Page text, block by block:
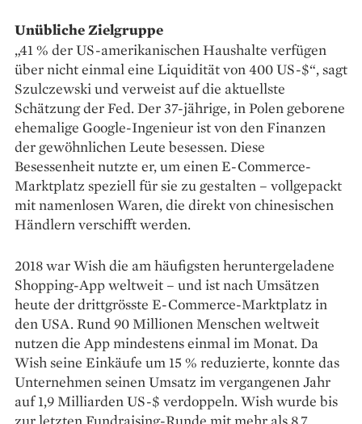
Unübliche Zielgruppe
„41 % der US-amerikanischen Haushalte verfügen
über nicht einmal eine Liquidität von 400 US-$“, sagt
Szulczewski und verweist auf die aktuellste
Schätzung der Fed. Der 37-jährige, in Polen geborene
ehemalige Google-­Ingenieur ist von den Finanzen
der gewöhnlichen Leute besessen. Diese
Besessenheit nutzte er, um einen E-Commerce-
Marktplatz speziell für sie zu gestalten – vollgepackt
mit namenlosen Waren, die direkt von chinesischen
Händlern verschifft werden.
2018 war Wish die am häufigsten heruntergeladene
Shopping-App weltweit – und ist nach Umsätzen
heute der drittgrösste E-Commerce-­Marktplatz in
den USA. Rund 90 Millionen Menschen weltweit
nutzen die App mindestens einmal im Monat. Da
Wish seine Einkäufe um 15 % reduzierte, konnte das
Unternehmen seinen Umsatz im vergangenen Jahr
auf 1,9 Milliarden US-$ verdoppeln. Wish wurde bis